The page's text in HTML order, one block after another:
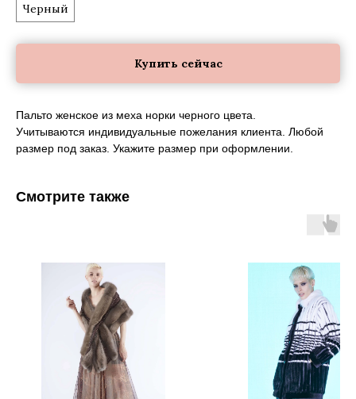
Черный
Купить сейчас
Пальто женское из меха норки черного цвета.
Учитываются индивидуальные пожелания клиента. Любой
размер под заказ. Укажите размер при оформлении.
Смотрите также